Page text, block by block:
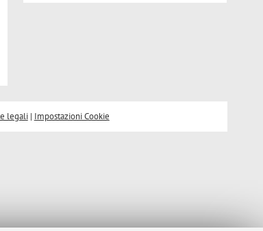
legali| Impostazioni Cookie